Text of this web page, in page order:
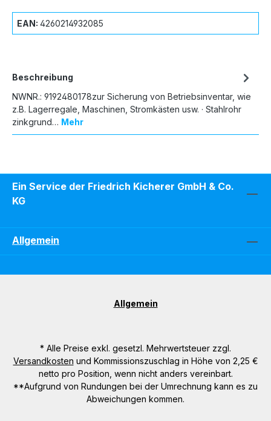
EAN: 4260214932085
Beschreibung
NWNR.: 9192480178zur Sicherung von Betriebsinventar, wie
z.B. Lagerregale, Maschinen, Stromkästen usw. · Stahlrohr
zinkgrund… Mehr
Ein Service der Friedrich Kicherer GmbH & Co.
KG
Allgemein
Allgemein
* Alle Preise exkl. gesetzl. Mehrwertsteuer zzgl.
Versandkosten und Kommissionszuschlag in Höhe von 2,25 €
netto pro Position, wenn nicht anders vereinbart.
**Aufgrund von Rundungen bei der Umrechnung kann es zu
Abweichungen kommen.